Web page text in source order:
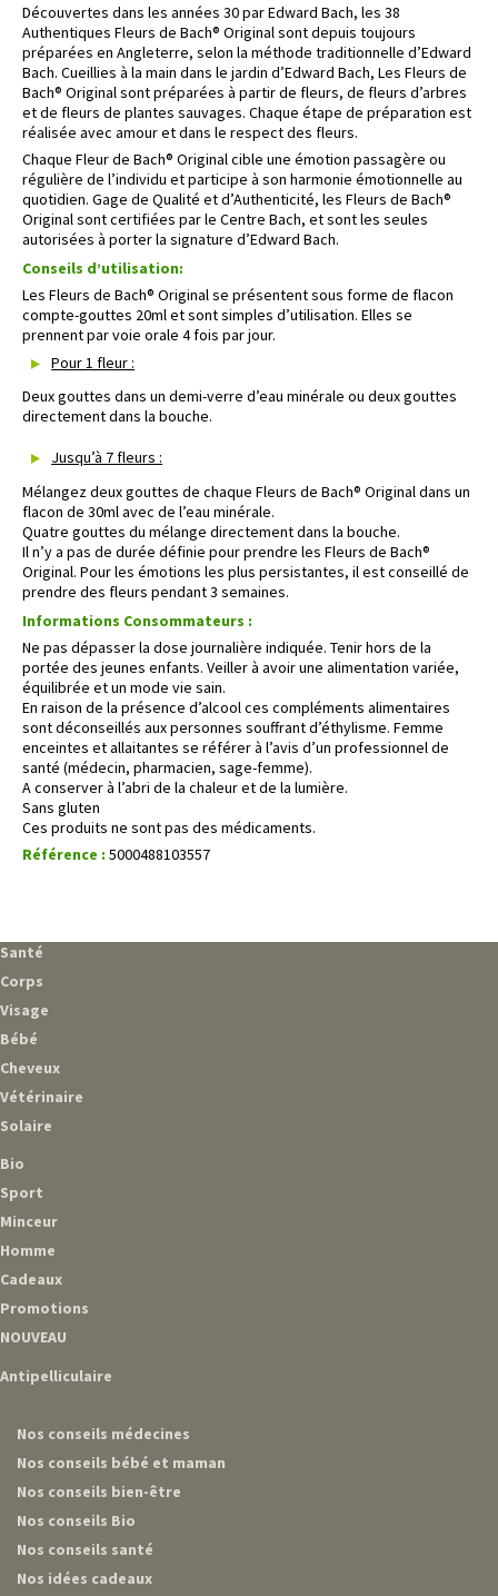
Découvertes dans les années 30 par Edward Bach, les 38
Authentiques Fleurs de Bach® Original sont depuis toujours
préparées en Angleterre, selon la méthode traditionnelle d’Edward
Bach. Cueillies à la main dans le jardin d’Edward Bach, Les Fleurs de
Bach® Original sont préparées à partir de fleurs, de fleurs d’arbres
et de fleurs de plantes sauvages. Chaque étape de préparation est
réalisée avec amour et dans le respect des fleurs.
Chaque Fleur de Bach® Original cible une émotion passagère ou
régulière de l’individu et participe à son harmonie émotionnelle au
quotidien. Gage de Qualité et d’Authenticité, les Fleurs de Bach®
Original sont certifiées par le Centre Bach, et sont les seules
autorisées à porter la signature d’Edward Bach.
Conseils d’utilisation:
Les Fleurs de Bach® Original se présentent sous forme de flacon
compte-gouttes 20ml et sont simples d’utilisation. Elles se
prennent par voie orale 4 fois par jour.
Pour 1 fleur :
Deux gouttes dans un demi-verre d’eau minérale ou deux gouttes
directement dans la bouche.
Jusqu’à 7 fleurs :
Mélangez deux gouttes de chaque Fleurs de Bach® Original dans un
flacon de 30ml avec de l’eau minérale.
Quatre gouttes du mélange directement dans la bouche.
Il n’y a pas de durée définie pour prendre les Fleurs de Bach®
Original. Pour les émotions les plus persistantes, il est conseillé de
prendre des fleurs pendant 3 semaines.
Informations Consommateurs :
Ne pas dépasser la dose journalière indiquée. Tenir hors de la
portée des jeunes enfants. Veiller à avoir une alimentation variée,
équilibrée et un mode vie sain.
En raison de la présence d’alcool ces compléments alimentaires
sont déconseillés aux personnes souffrant d’éthylisme. Femme
enceintes et allaitantes se référer à l’avis d’un professionnel de
santé (médecin, pharmacien, sage-femme).
A conserver à l’abri de la chaleur et de la lumière.
Sans gluten
Ces produits ne sont pas des médicaments.
Référence : 5000488103557
Santé
Corps
Visage
Bébé
Cheveux
Vétérinaire
Solaire
Bio
Sport
Minceur
Homme
Cadeaux
Promotions
NOUVEAU
Antipelliculaire
Nos conseils médecines
Nos conseils bébé et maman
Nos conseils bien-être
Nos conseils Bio
Nos conseils santé
Nos idées cadeaux